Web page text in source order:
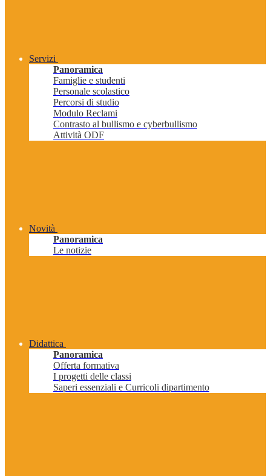
Servizi
Panoramica
Famiglie e studenti
Personale scolastico
Percorsi di studio
Modulo Reclami
Contrasto al bullismo e cyberbullismo
Attività ODF
Novità
Panoramica
Le notizie
Didattica
Panoramica
Offerta formativa
I progetti delle classi
Saperi essenziali e Curricoli dipartimento